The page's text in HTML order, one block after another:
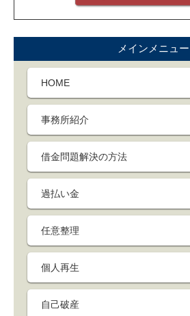
メインメニュー
HOME
事務所紹介
借金問題解決の方法
過払い金
任意整理
個人再生
自己破産